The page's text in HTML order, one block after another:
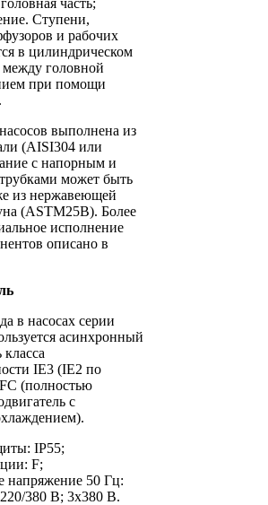
Ступени,
и рабочих
в цилиндрическом
между головной
при помощи
выполнена из
(AISI304 или
с напорным и
может быть
из нержавеющей
(ASTM25B). Более
исполнение
описано в
в насосах серии
асинхронный
класса
IE3 (IE2 по
(полностью
с
IP55;
F;
напряжение 50 Гц:
380 В; 3x380 В.